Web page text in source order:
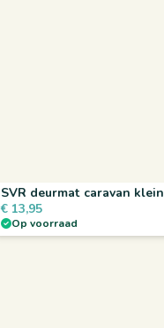
SVR deurmat caravan klein
Op voorraad
€ 13,95